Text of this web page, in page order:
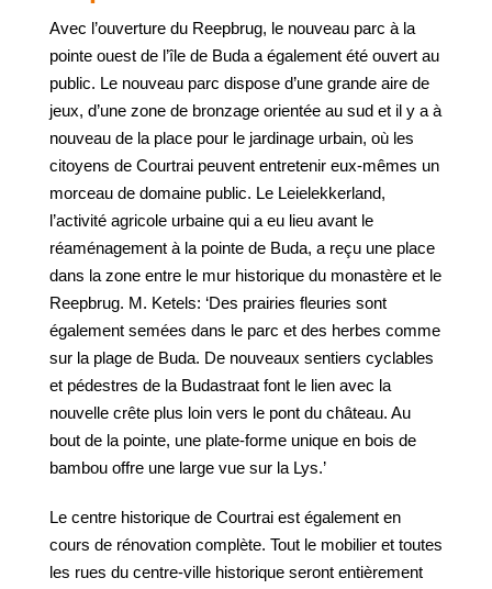
Avec l’ouverture du Reepbrug, le nouveau parc à la
pointe ouest de l’île de Buda a également été ouvert au
public. Le nouveau parc dispose d’une grande aire de
jeux, d’une zone de bronzage orientée au sud et il y a à
nouveau de la place pour le jardinage urbain, où les
citoyens de Courtrai peuvent entretenir eux-mêmes un
morceau de domaine public. Le Leielekkerland,
l’activité agricole urbaine qui a eu lieu avant le
réaménagement à la pointe de Buda, a reçu une place
dans la zone entre le mur historique du monastère et le
Reepbrug. M. Ketels: ‘Des prairies fleuries sont
également semées dans le parc et des herbes comme
sur la plage de Buda. De nouveaux sentiers cyclables
et pédestres de la Budastraat font le lien avec la
nouvelle crête plus loin vers le pont du château. Au
bout de la pointe, une plate-forme unique en bois de
bambou offre une large vue sur la Lys.’
Le centre historique de Courtrai est également en
cours de rénovation complète. Tout le mobilier et toutes
les rues du centre-ville historique seront entièrement